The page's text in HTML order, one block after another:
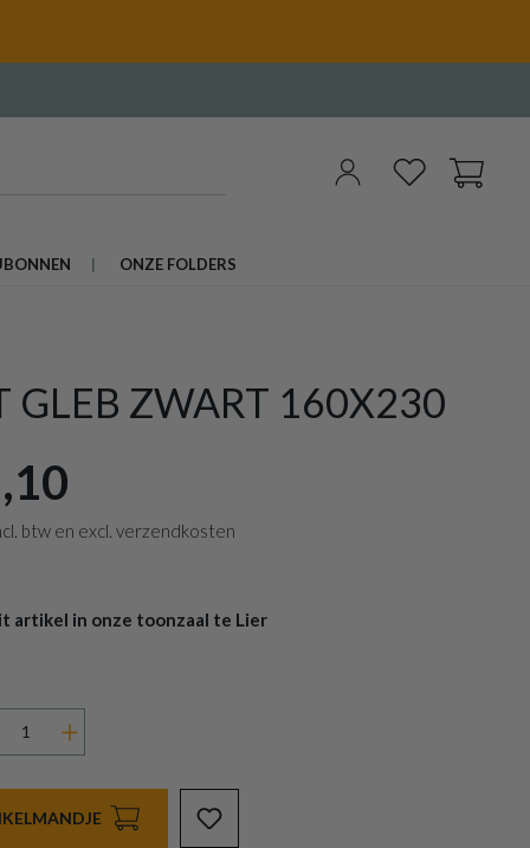
ONZE FOLDERS
GLEB ZWART 160X230
btw en excl. verzendkosten
artikel in onze toonzaal te Lier